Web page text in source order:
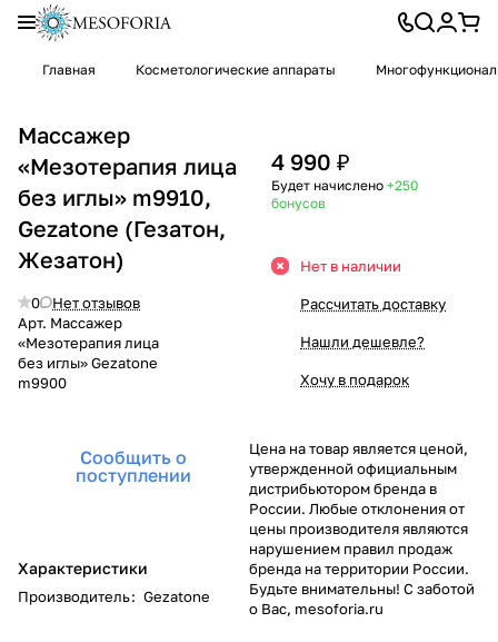
Главная Косметологические аппараты
Массажер
«Мезотерапия лица
без иглы» m9910,
Gezatone (Гезатон,
Жезатон)
0
Нет отзывов
Арт. Массажер
«Мезотерапия лица
без иглы» Gezatone
m9900
Сообщить о
поступлении
Характеристики
Производитель: Gezatone
4 990 ₽
Будет начислено +250
бонусов
Нет в наличии
Рассчитать доставку
Нашли дешевле?
Хочу в подарок
Цена на товар является ценой,
утвержденной официальным
дистрибьютором бренда в
России. Любые отклонения от
цены производителя являются
нарушением правил продаж
бренда на территории России.
Будьте внимательны! С заботой
о Вас, mesoforia.ru